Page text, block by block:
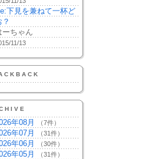
下見を兼ねて一杯ど
？
ーちゃん
11/13
年08月 （7件）
年07月 （31件）
年06月 （30件）
年05月 （31件）